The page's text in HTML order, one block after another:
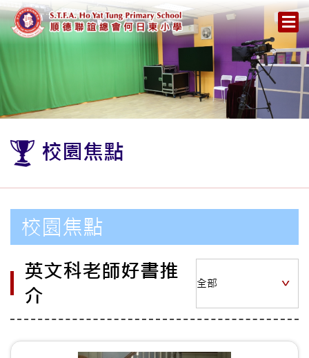
校園焦點
校園焦點
英文科老師好書推
介